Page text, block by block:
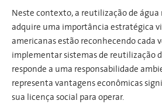
Neste contexto, a reutilização de
adquire uma importância estratégica
americanas estão reconhecendo cada
implementar sistemas de reutilização
responde a uma responsabilidade
representa vantagens econômicas
sua licença social para operar.